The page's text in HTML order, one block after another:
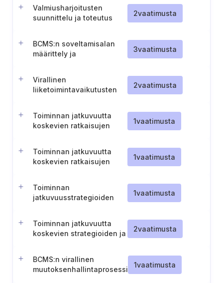
Valmiusharjoitusten
suunnittelu ja toteutus
2vaatimusta
BCMS:n soveltamisalan
määrittely ja
3vaatimusta
Virallinen
liiketoimintavaikutusten
2vaatimusta
Toiminnan jatkuvuutta
koskevien ratkaisujen
1vaatimusta
Toiminnan jatkuvuutta
koskevien ratkaisujen
1vaatimusta
Toiminnan
jatkuvuusstrategioiden
1vaatimusta
Toiminnan jatkuvuutta
koskevien strategioiden ja
2vaatimusta
BCMS:n virallinen
muutoksenhallintaprosessi
1vaatimusta